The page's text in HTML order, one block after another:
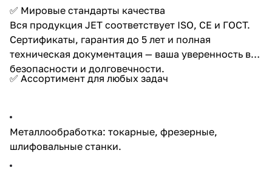
✅ Мировые стандарты качества
Вся продукция JET соответствует ISO, CE и ГОСТ.
Сертификаты, гарантия до 5 лет и полная
техническая документация — ваша уверенность в
безопасности и долговечности.
✅ Ассортимент для любых задач
Металлообработка: токарные, фрезерные,
шлифовальные станки.